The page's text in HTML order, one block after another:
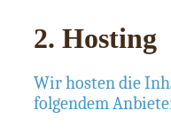
2. Hosting
Wir hosten die
folgendem